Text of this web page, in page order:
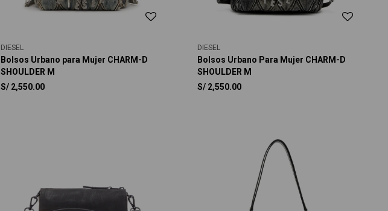
DIESEL
Bolsos Urbano para Mujer CHARM-D
SHOULDER M
S/ 2,550.00
DIESEL
Bolsos Urbano Para Mujer CHARM-D
SHOULDER M
S/ 2,550.00